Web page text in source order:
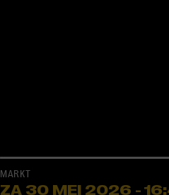
MARKT
ZA 30 MEI 2026 -